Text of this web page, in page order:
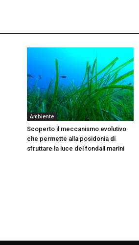
Ambiente
Scoperto il meccanismo evolutivo
che permette alla posidonia di
sfruttare la luce dei fondali marini